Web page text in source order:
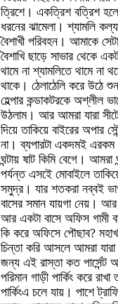
ত্রিশে। একত্রিশ বত্রিশ
ধরনের ঝামেলা। শ্যামলি
বৈশাখী পরিবহন। আমাকে
বৈশাখি ছাড়ে সাভার থেকে
থামে না শ্যামলিতে থামে
থাকে। ঠেলাঠেলি করে উঠে
হেল্পার কন্ডাকটরকে অশ্লীল
উঠলাম। আর আমরা যারা
দিয়ে তাকিয়ে বাইরের অপার
না। ব্যপারটা একদমই এরকম
ঘন্টায় ষাট কিমি বেগে। আমরা
পর্যন্ত এসইে মোবাইলে
সমুদ্র। যার শতকরা নব্বই
বাসের সমান যায়গা নেয়।
আর একটা বাসে অফিস গামী
কি করে অফিসে পৌছাব?
চিন্তা করি আসলে আমরা যারা
জন্য এই রাস্তা কত পার্সেন্ট
পরিমান গাড়ী পার্কিং করে
পার্কিংএ চলে যায়। পাশে